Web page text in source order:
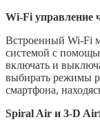
Wi-Fi управление
Встроенный Wi-Fi
системой с
включать и
выбирать режимы
смартфона,
Spiral Air и 3-D